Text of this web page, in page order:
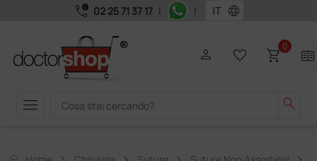
call_quality 02 25 71 37 17 | | language
menu search
person favorite_border shopping_cart0 two_pager